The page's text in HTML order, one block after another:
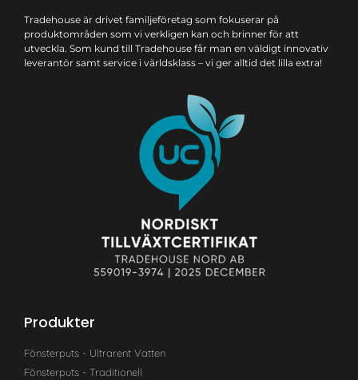
Tradehouse är drivet familjeföretag som fokuserar på
produktområden som vi verkligen kan och brinner för att
utveckla. Som kund till Tradehouse får man en väldigt innovativ
leverantör samt service i världsklass – vi ger alltid det lilla extra!
Produkter
Fönsterputs - Ultrarent Vatten
Fönsterputs - Traditionell